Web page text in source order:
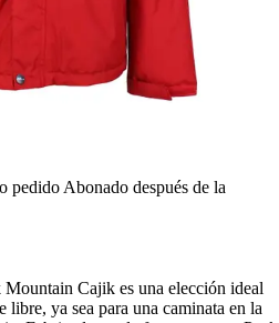
pedido Abonado después de la
Mountain Cajik es una elección ideal
libre, ya sea para una caminata en la